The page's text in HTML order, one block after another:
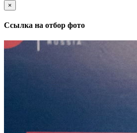
×
Ссылка на отбор фото